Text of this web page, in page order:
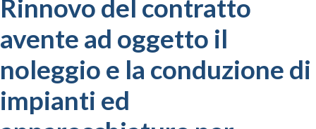
Rinnovo del contratto
avente ad oggetto il
noleggio e la conduzione di
impianti ed